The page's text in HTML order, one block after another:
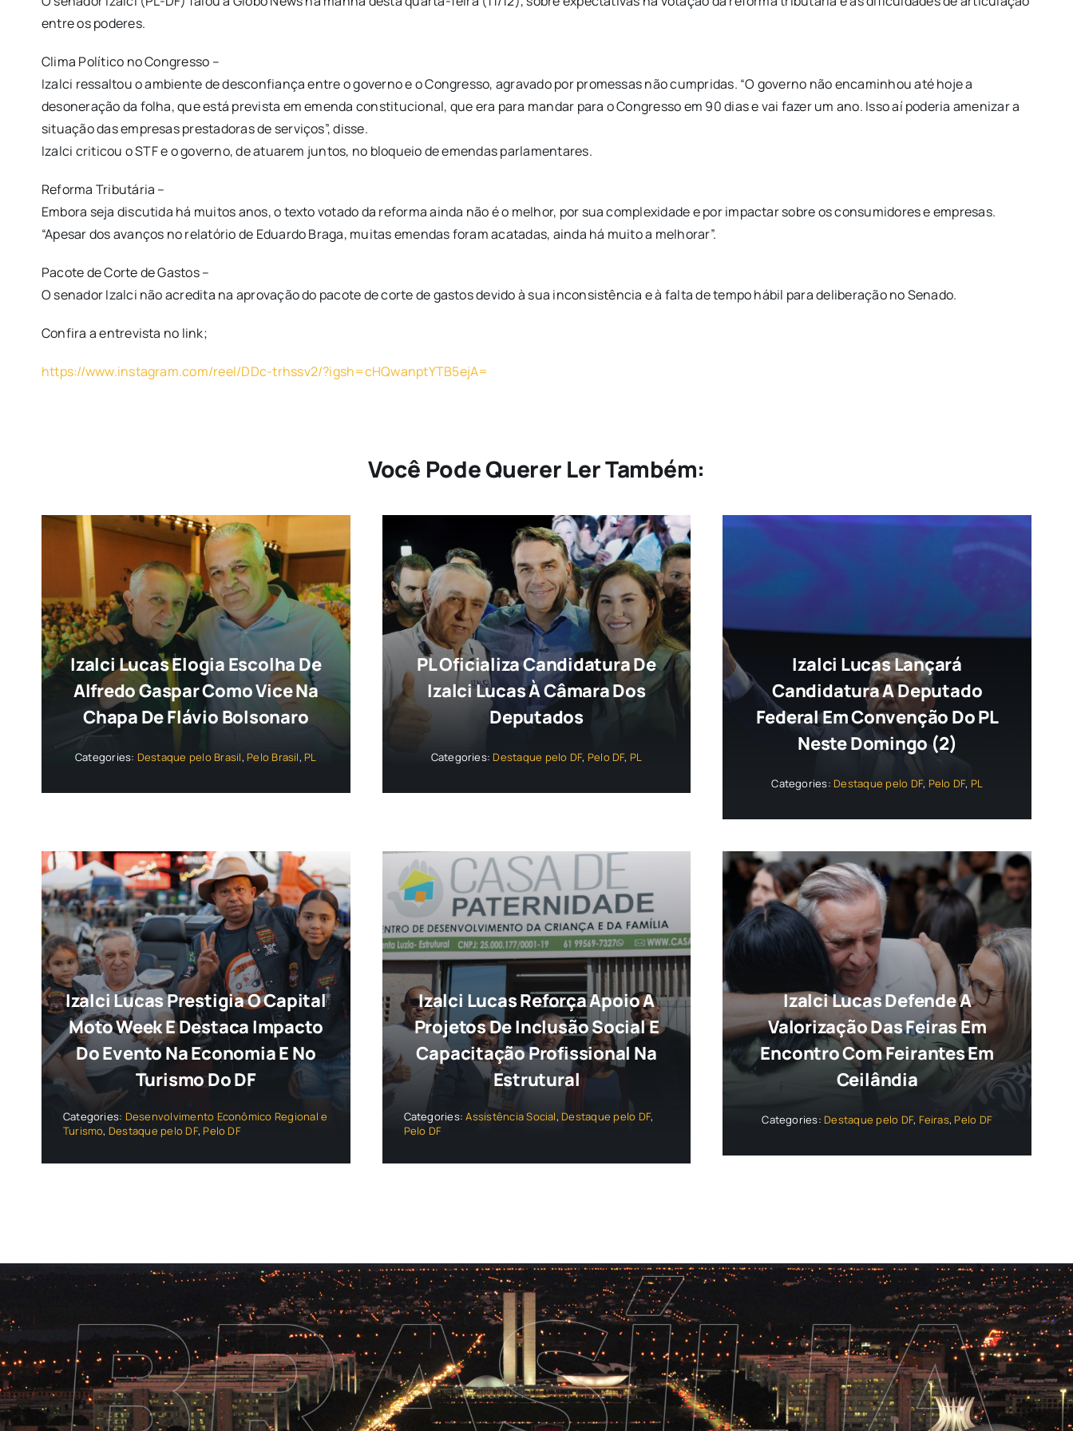
entre os poderes.
Clima Político no Congresso –
Izalci ressaltou o ambiente de desconfiança entre o governo e o Congresso, agravado por promessas não cumpridas. “O governo não encaminhou até hoje a
desoneração da folha, que está prevista em emenda constitucional, que era para mandar para o Congresso em 90 dias e vai fazer um ano. Isso aí poderia amenizar a
situação das empresas prestadoras de serviços”, disse.
Izalci criticou o STF e o governo, de atuarem juntos, no bloqueio de emendas parlamentares.
Reforma Tributária –
Embora seja discutida há muitos anos, o texto votado da reforma ainda não é o melhor, por sua complexidade e por impactar sobre os consumidores e empresas.
“Apesar dos avanços no relatório de Eduardo Braga, muitas emendas foram acatadas, ainda há muito a melhorar”.
Pacote de Corte de Gastos –
O senador Izalci não acredita na aprovação do pacote de corte de gastos devido à sua inconsistência e à falta de tempo hábil para deliberação no Senado.
Confira a entrevista no link;
https://www.instagram.com/reel/DDc-trhssv2/?igsh=cHQwanptYTB5ejA=
Você Pode Querer Ler Também:
Izalci Lucas Elogia Escolha De
Alfredo Gaspar Como Vice Na
Chapa De Flávio Bolsonaro
Categories: Destaque pelo Brasil, Pelo Brasil, PL
PL Oficializa Candidatura De
Izalci Lucas À Câmara Dos
Deputados
Categories: Destaque pelo DF, Pelo DF, PL
Izalci Lucas Lançará
Candidatura A Deputado
Federal Em Convenção Do PL
Neste Domingo (2)
Categories: Destaque pelo DF, Pelo DF, PL
Izalci Lucas Prestigia O Capital
Moto Week E Destaca Impacto
Do Evento Na Economia E No
Turismo Do DF
Categories: Desenvolvimento Econômico Regional e
Turismo, Destaque pelo DF, Pelo DF
Izalci Lucas Reforça Apoio A
Projetos De Inclusão Social E
Capacitação Profissional Na
Estrutural
Categories:Assistência Social, Destaque pelo DF,
Pelo DF
Izalci Lucas Defende A
Valorização Das Feiras Em
Encontro Com Feirantes Em
Ceilândia
Categories: Destaque pelo DF, Feiras, Pelo DF